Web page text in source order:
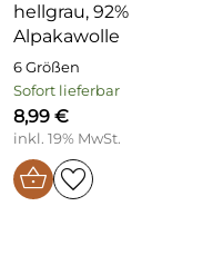
hellgrau, 92%
Alpakawolle
6 Größen
Sofort lieferbar
8,99 €
inkl. 19% MwSt.